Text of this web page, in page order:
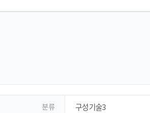
분류 구성기술3